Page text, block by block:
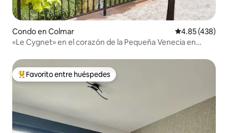
Condo en Colmar Calificación
4.85 (438)
«Le Cygnet» en el corazón de la Pequeña Venecia en
Favorito entre huéspedes preferido
Favorito entre huéspedes